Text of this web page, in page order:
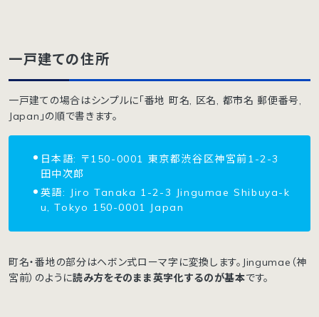
一戸建ての住所
一戸建ての場合はシンプルに「番地 町名, 区名, 都市名 郵便番号,
Japan」の順で書きます。
日本語: 〒150-0001 東京都渋谷区神宮前1-2-3
田中次郎
英語: Jiro Tanaka 1-2-3 Jingumae Shibuya-k
u, Tokyo 150-0001 Japan
町名・番地の部分はヘボン式ローマ字に変換します。Jingumae（神
宮前）のように読み方をそのまま英字化するのが基本です。